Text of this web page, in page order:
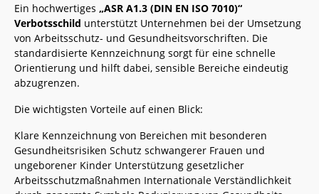
Ein hochwertiges „ASR A1.3 (DIN EN ISO 7010)“
Verbotsschild unterstützt Unternehmen bei der Umsetzung
von Arbeitsschutz- und Gesundheitsvorschriften. Die
standardisierte Kennzeichnung sorgt für eine schnelle
Orientierung und hilft dabei, sensible Bereiche eindeutig
abzugrenzen.
Die wichtigsten Vorteile auf einen Blick:
Klare Kennzeichnung von Bereichen mit besonderen
Gesundheitsrisiken Schutz schwangerer Frauen und
ungeborener Kinder Unterstützung gesetzlicher
Arbeitsschutzmaßnahmen Internationale Verständlichkeit